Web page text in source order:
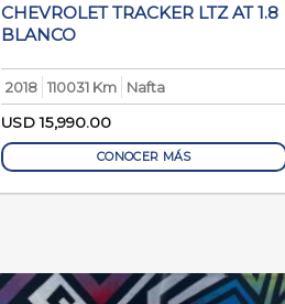
CHEVROLET TRACKER LTZ AT 1.8
BLANCO
2018 110031 Km
Nafta
USD15,990.00
CONOCER MÁS